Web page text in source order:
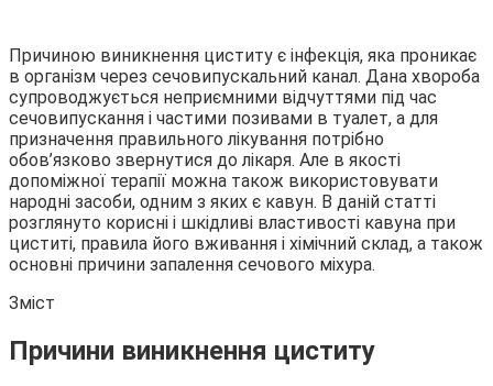
Причиною виникнення циститу є інфекція, яка проникає
в організм через сечовипускальний канал. Дана хвороба
супроводжується неприємними відчуттями під час
сечовипускання і частими позивами в туалет, а для
призначення правильного лікування потрібно
обов’язково звернутися до лікаря. Але в якості
допоміжної терапії можна також використовувати
народні засоби, одним з яких є кавун. В даній статті
розглянуто корисні і шкідливі властивості кавуна при
циститі, правила його вживання і хімічний склад, а також
основні причини запалення сечового міхура.
Зміст
Причини виникнення циститу